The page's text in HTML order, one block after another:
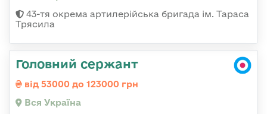
43-тя окрема артилерійська бригада ім. Тараса
Трясила
Головний сержант
від 53000 до 123000 грн
Вся Україна